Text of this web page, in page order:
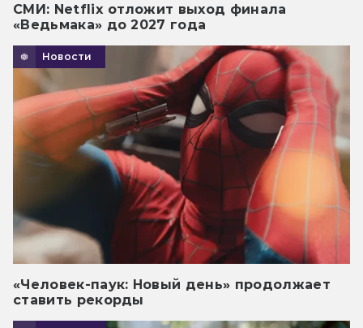
СМИ: Netflix отложит выход финала
«Ведьмака» до 2027 года
Новости
«Человек-паук: Новый день» продолжает
ставить рекорды